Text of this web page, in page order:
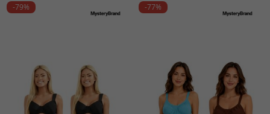
-79% -77%